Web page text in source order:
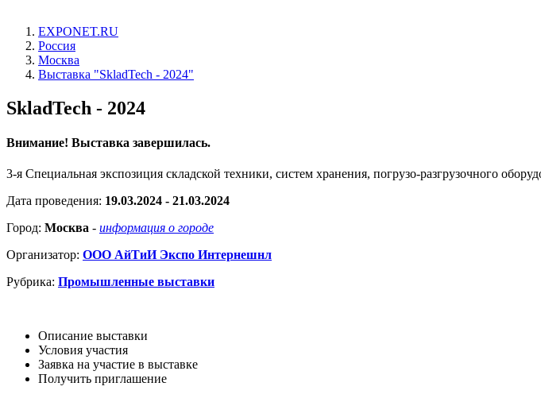
EXPONET.RU
Россия
Москва
Выставка "SkladTech - 2024"
SkladTech - 2024
Внимание! Выставка завершилась.
3-я Специальная экспозиция складской техники, систем хранения, погрузо-разгрузочного
Дата проведения: 19.03.2024 - 21.03.2024
Город: Москва - информация о городе
Организатор: ООО АйТиИ Экспо Интернешнл
Рубрика: Промышленные выставки
Описание выставки
Условия участия
Заявка на участие в выставке
Получить приглашение